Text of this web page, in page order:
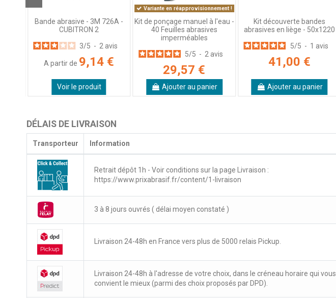
Bande abrasive - 3M 726A -
CUBITRON 2
3/5 - 2 avis
A partir de 9,14 €
Voir le produit
Variante en réapprovisionnement !
Kit de ponçage manuel à l'eau -
40 Feuilles abrasives
imperméables
5/5 - 2 avis
29,57 €
Ajouter au panier
Kit découverte bandes
abrasives en liège - 50x1220
5/5 - 1 avis
41,00 €
Ajouter au panier
DÉLAIS DE LIVRAISON
Transporteur Information
Retrait dépôt 1h - Voir conditions sur la page Livraison :
https://www.prixabrasif.fr/content/1-livraison
3 à 8 jours ouvrés ( délai moyen constaté )
Livraison 24-48h en France vers plus de 5000 relais Pickup.
Livraison 24-48h à l'adresse de votre choix, dans le créneau horaire qui vous
convient le mieux (parmi des choix proposés par DPD).